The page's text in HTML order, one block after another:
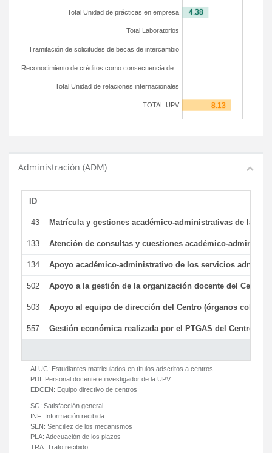
TOTAL UPV
Total Unidad de relaciones internacionales
Reconocimiento de créditos como consecuencia de...
Tramitación de solicitudes de becas de intercambio
Total Laboratorios
Total Unidad de prácticas en empresa
Administración (ADM)
ID
43 Matrícula y gestiones académico-administrativas de la
133 Atención de consultas y cuestiones académico-
134 Apoyo académico-administrativo de los servicios
502 Apoyo a la gestión de la organización docente del Centro
503 Apoyo al equipo de dirección del Centro (órganos
557 Gestión económica realizada por el PTGAS del Centro
ALUC: Estudiantes matriculados en títulos adscritos a centros
PDI: Personal docente e investigador de la UPV
EDCEN: Equipo directivo de centros
SG: Satisfacción general
INF: Información recibida
SEN: Sencillez de los mecanismos
PLA: Adecuación de los plazos
TRA: Trato recibido